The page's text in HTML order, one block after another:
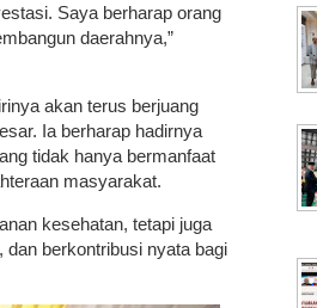
Saya berharap orang
daerahnya,”
akan terus berjuang
Ia berharap hadirnya
tidak hanya bermanfaat
masyarakat.
kesehatan, tetapi juga
berkontribusi nyata bagi